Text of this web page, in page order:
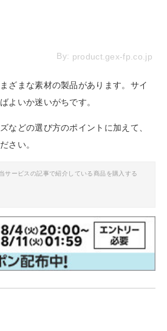
By: product.gex-fp.co.jp
ざまな素材の製品があります。サイ
よいか迷いがちです。
などの選び方のポイントに加えて、
さい。
ービスの記事で紹介している商品を購入する